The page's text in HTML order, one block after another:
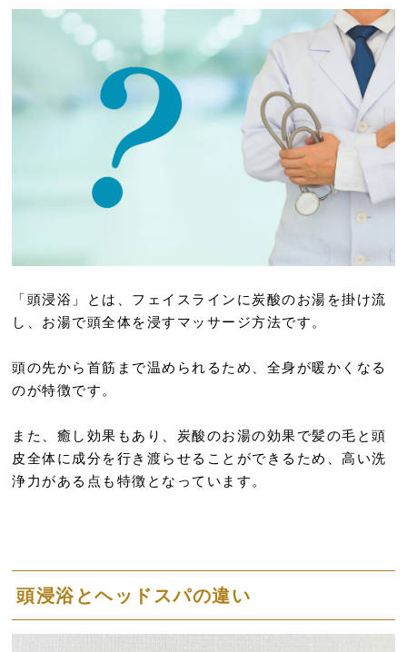
「頭浸浴」とは、フェイスラインに炭酸のお湯を掛け流
し、お湯で頭全体を浸すマッサージ方法です。
頭の先から首筋まで温められるため、全身が暖かくなる
のが特徴です。
また、癒し効果もあり、炭酸のお湯の効果で髪の毛と頭
皮全体に成分を行き渡らせることができるため、高い洗
浄力がある点も特徴となっています。
頭浸浴とヘッドスパの違い